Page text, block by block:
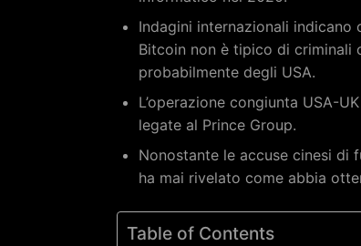
Indagini internazionali
Bitcoin non è tipico di criminali
probabilmente degli USA.
L’operazione congiunta USA-
legate al Prince Group.
Nonostante le accuse cinesi
ha mai rivelato come abbia
Table of Contents